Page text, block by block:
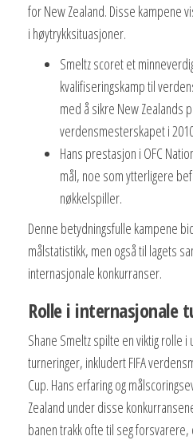
for New Zealand. Disse kampene
i høytrykksituasjoner.
Smeltz scoret et
kvalifiseringskamp til
med å sikre New Zealands
verdensmesterskapet i
Hans prestasjon i OFC
mål, noe som ytterligere
nøkkelspiller.
Denne betydningsfulle kampene
målstatistikk, men også til lagets
internasjonale konkurranser.
Rolle i internasjonale
Shane Smeltz spilte en viktig rolle
turneringer, inkludert FIFA
Cup. Hans erfaring og
Zealand under disse
banen trakk ofte til seg